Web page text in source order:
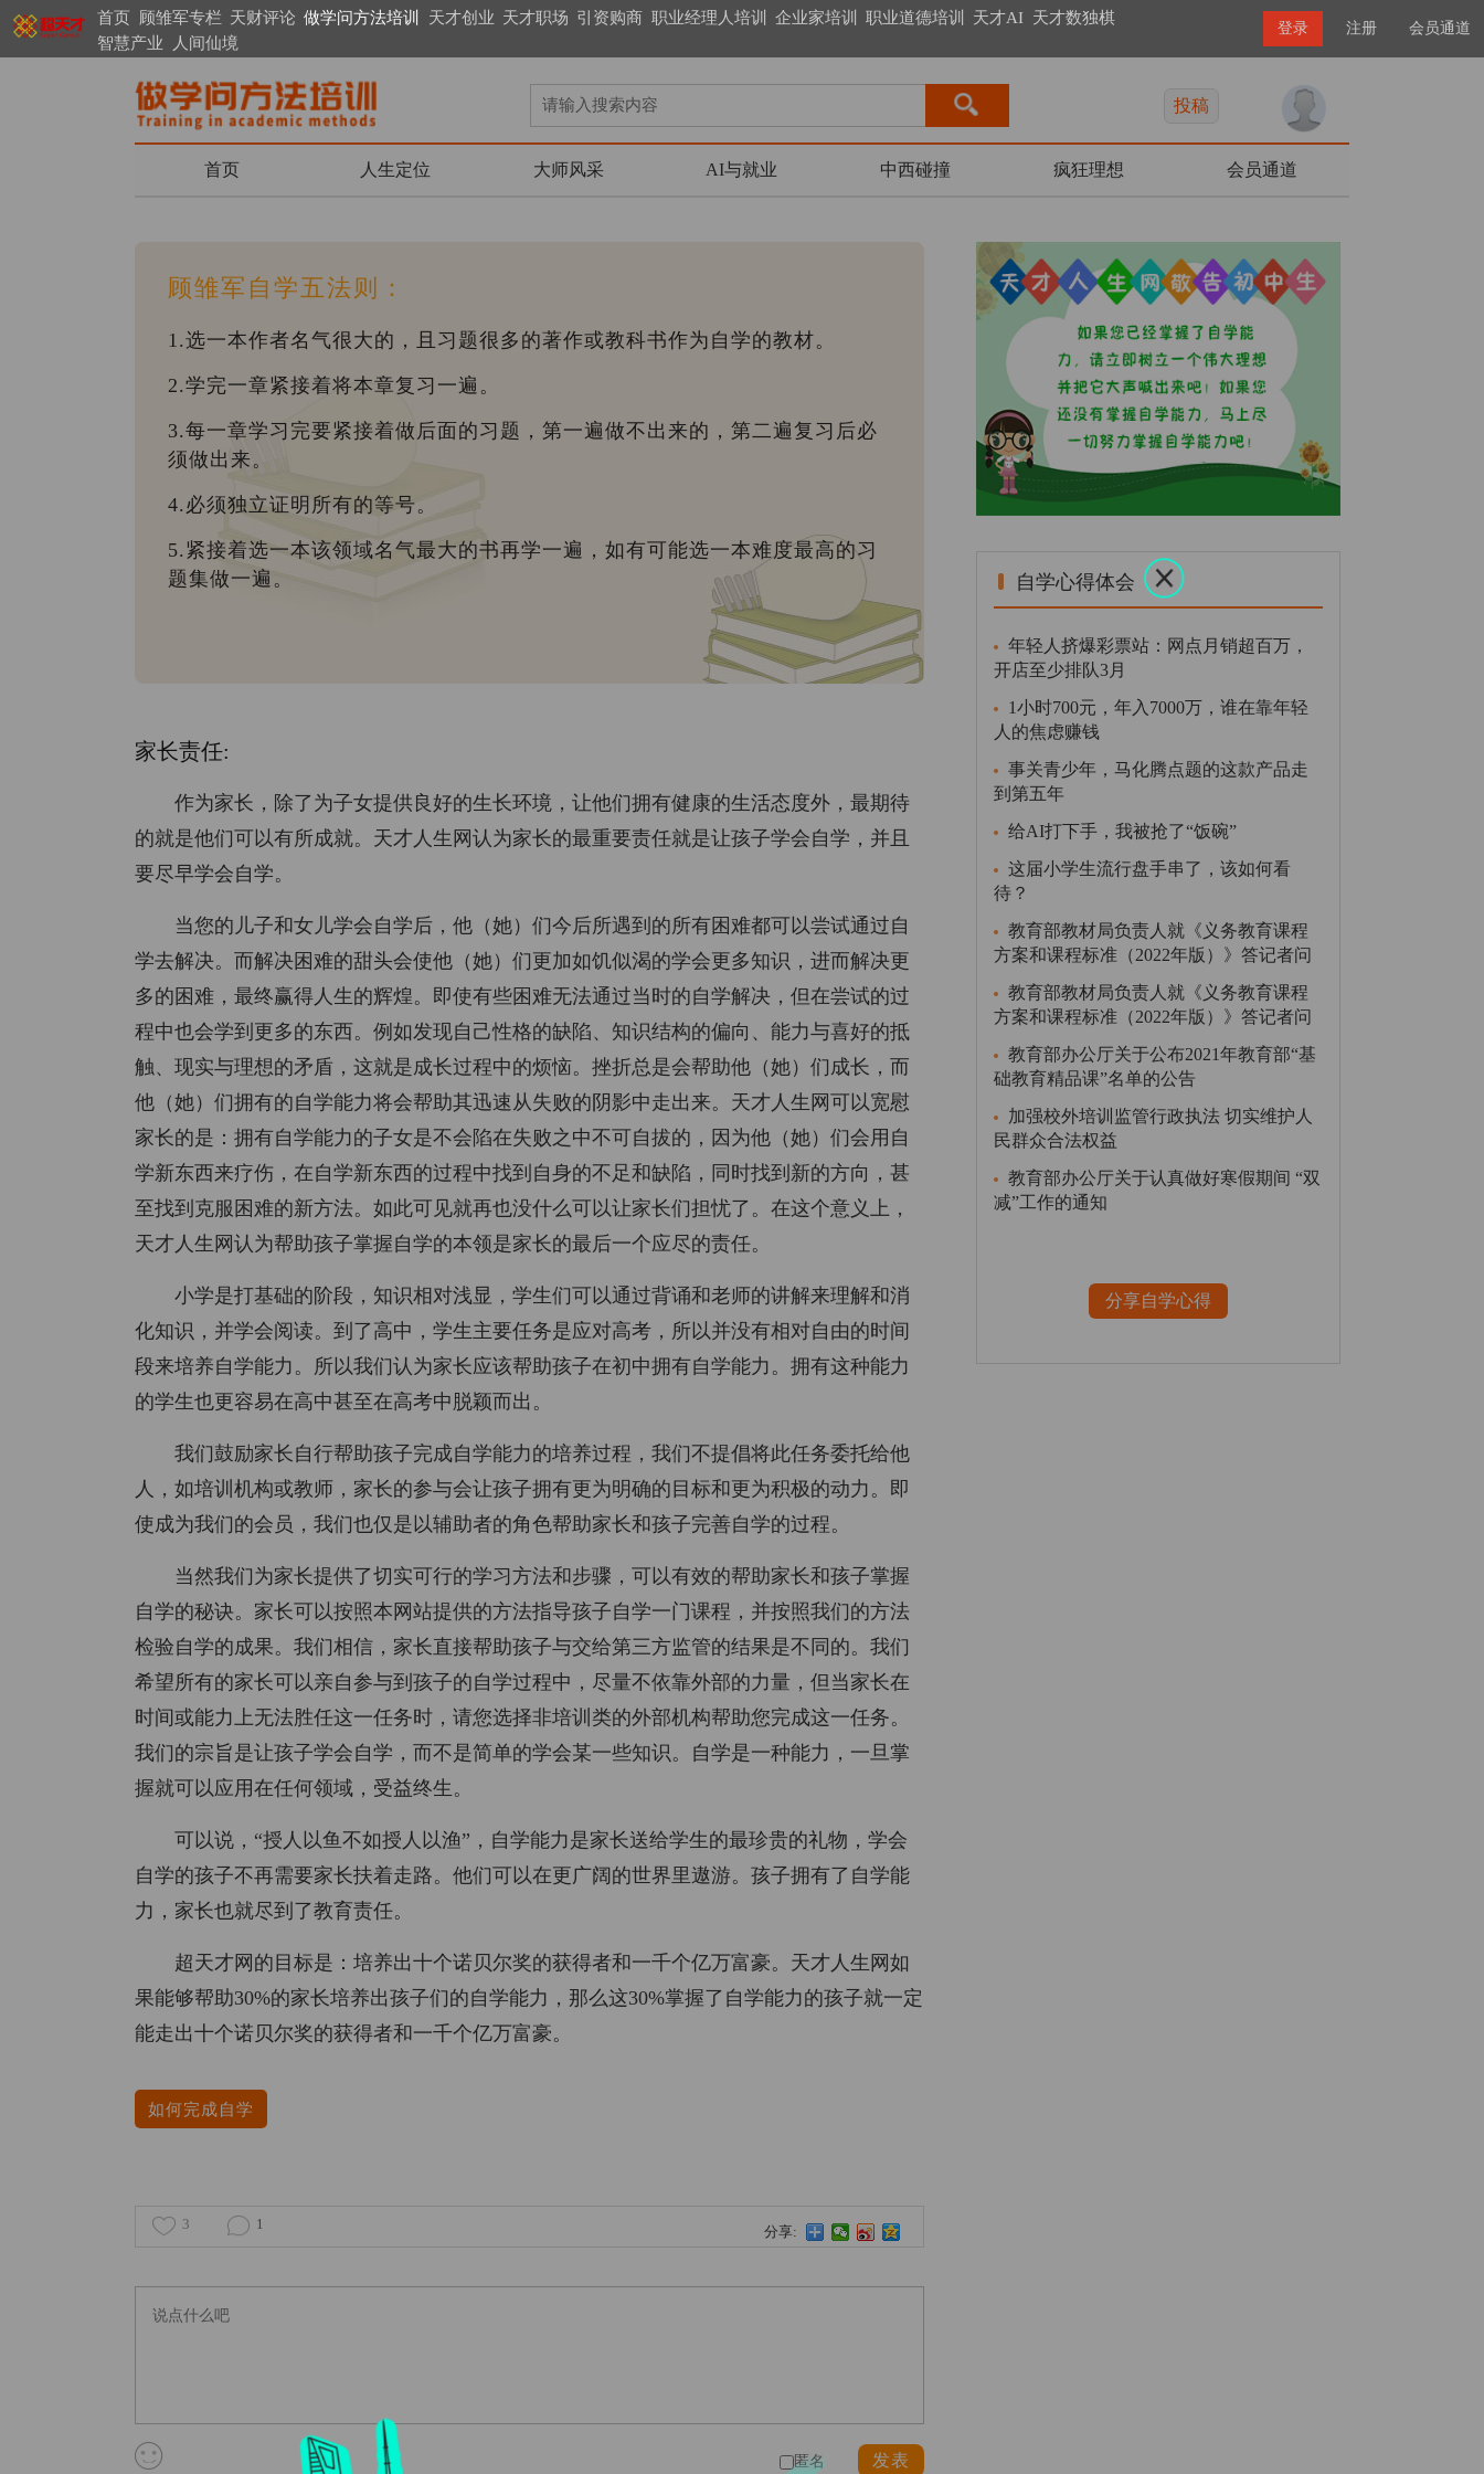
首页 顾雏军专栏 天财评论 做学问方法培训 天才创业 天才职场 引资购商 职业经理人培训 企业家培训 职业道德培训 天才AI 天才数独棋
智慧产业
人间仙境
会员通道
注册
登录
投稿
首页 人生定位 大师风采 AI与就业 中西碰撞 疯狂理想 会员通道
顾雏军自学五法则：
1.选一本作者名气很大的，且习题很多的著作或教科书作为自学的教材。
2.学完一章紧接着将本章复习一遍。
3.每一章学习完要紧接着做后面的习题，第一遍做不出来的，第二遍复习后必
须做出来。
4.必须独立证明所有的等号。
5.紧接着选一本该领域名气最大的书再学一遍，如有可能选一本难度最高的习
题集做一遍。
家长责任:
作为家长，除了为子女提供良好的生长环境，让他们拥有健康的生活态度外，最期待
的就是他们可以有所成就。天才人生网认为家长的最重要责任就是让孩子学会自学，并且
要尽早学会自学。
当您的儿子和女儿学会自学后，他（她）们今后所遇到的所有困难都可以尝试通过自
学去解决。而解决困难的甜头会使他（她）们更加如饥似渴的学会更多知识，进而解决更
多的困难，最终赢得人生的辉煌。即使有些困难无法通过当时的自学解决，但在尝试的过
程中也会学到更多的东西。例如发现自己性格的缺陷、知识结构的偏向、能力与喜好的抵
触、现实与理想的矛盾，这就是成长过程中的烦恼。挫折总是会帮助他（她）们成长，而
他（她）们拥有的自学能力将会帮助其迅速从失败的阴影中走出来。天才人生网可以宽慰
家长的是：拥有自学能力的子女是不会陷在失败之中不可自拔的，因为他（她）们会用自
学新东西来疗伤，在自学新东西的过程中找到自身的不足和缺陷，同时找到新的方向，甚
至找到克服困难的新方法。如此可见就再也没什么可以让家长们担忧了。在这个意义上，
天才人生网认为帮助孩子掌握自学的本领是家长的最后一个应尽的责任。
小学是打基础的阶段，知识相对浅显，学生们可以通过背诵和老师的讲解来理解和消
化知识，并学会阅读。到了高中，学生主要任务是应对高考，所以并没有相对自由的时间
段来培养自学能力。所以我们认为家长应该帮助孩子在初中拥有自学能力。拥有这种能力
的学生也更容易在高中甚至在高考中脱颖而出。
我们鼓励家长自行帮助孩子完成自学能力的培养过程，我们不提倡将此任务委托给他
人，如培训机构或教师，家长的参与会让孩子拥有更为明确的目标和更为积极的动力。即
使成为我们的会员，我们也仅是以辅助者的角色帮助家长和孩子完善自学的过程。
当然我们为家长提供了切实可行的学习方法和步骤，可以有效的帮助家长和孩子掌握
自学的秘诀。家长可以按照本网站提供的方法指导孩子自学一门课程，并按照我们的方法
检验自学的成果。我们相信，家长直接帮助孩子与交给第三方监管的结果是不同的。我们
希望所有的家长可以亲自参与到孩子的自学过程中，尽量不依靠外部的力量，但当家长在
时间或能力上无法胜任这一任务时，请您选择非培训类的外部机构帮助您完成这一任务。
我们的宗旨是让孩子学会自学，而不是简单的学会某一些知识。自学是一种能力，一旦掌
握就可以应用在任何领域，受益终生。
可以说，“授人以鱼不如授人以渔”，自学能力是家长送给学生的最珍贵的礼物，学会
自学的孩子不再需要家长扶着走路。他们可以在更广阔的世界里遨游。孩子拥有了自学能
力，家长也就尽到了教育责任。
超天才网的目标是：培养出十个诺贝尔奖的获得者和一千个亿万富豪。天才人生网如
果能够帮助30%的家长培养出孩子们的自学能力，那么这30%掌握了自学能力的孩子就一定
能走出十个诺贝尔奖的获得者和一千个亿万富豪。
如何完成自学
3 1 分享:
发表
匿名
自学心得体会
年轻人挤爆彩票站：网点月销超百万，
开店至少排队3月
1小时700元，年入7000万，谁在靠年轻
人的焦虑赚钱
事关青少年，马化腾点题的这款产品走
到第五年
给AI打下手，我被抢了“饭碗”
这届小学生流行盘手串了，该如何看
待？
教育部教材局负责人就《义务教育课程
方案和课程标准（2022年版）》答记者问
教育部教材局负责人就《义务教育课程
方案和课程标准（2022年版）》答记者问
教育部办公厅关于公布2021年教育部“基
础教育精品课”名单的公告
加强校外培训监管行政执法 切实维护人
民群众合法权益
教育部办公厅关于认真做好寒假期间 “双
减”工作的通知
分享自学心得